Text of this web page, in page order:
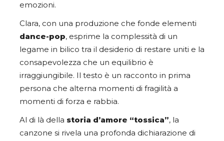
emozioni.
Clara, con una produzione che fonde elementi
dance-pop, esprime la complessità di un
legame in bilico tra il desiderio di restare uniti e la
consapevolezza che un equilibrio è
irraggiungibile. Il testo è un racconto in prima
persona che alterna momenti di fragilità a
momenti di forza e rabbia.
Al di là della storia d’amore “tossica”, la
canzone si rivela una profonda dichiarazione di